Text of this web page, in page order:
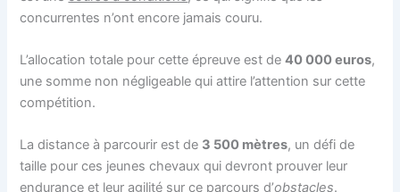
concurrentes n’ont encore jamais couru.
L’allocation totale pour cette épreuve est de40 000 euros,
une somme non négligeable qui attire l’attention sur cette
compétition.
La distance à parcourir est de 3 500 mètres, un défi de
taille pour ces jeunes chevaux qui devront prouver leur
endurance et leur agilité sur ce parcours d’obstacles.